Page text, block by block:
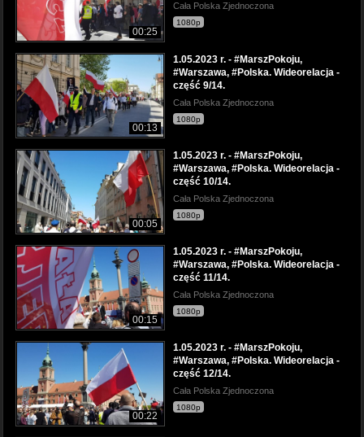
00:25
Cała Polska Zjednoczona
1080p
00:13
1.05.2023 r. - #MarszPokoju,
#Warszawa, #Polska. Wideorelacja -
część 9/14.
Cała Polska Zjednoczona
1080p
00:05
1.05.2023 r. - #MarszPokoju,
#Warszawa, #Polska. Wideorelacja -
część 10/14.
Cała Polska Zjednoczona
1080p
00:15
1.05.2023 r. - #MarszPokoju,
#Warszawa, #Polska. Wideorelacja -
część 11/14.
Cała Polska Zjednoczona
1080p
00:22
1.05.2023 r. - #MarszPokoju,
#Warszawa, #Polska. Wideorelacja -
część 12/14.
Cała Polska Zjednoczona
1080p